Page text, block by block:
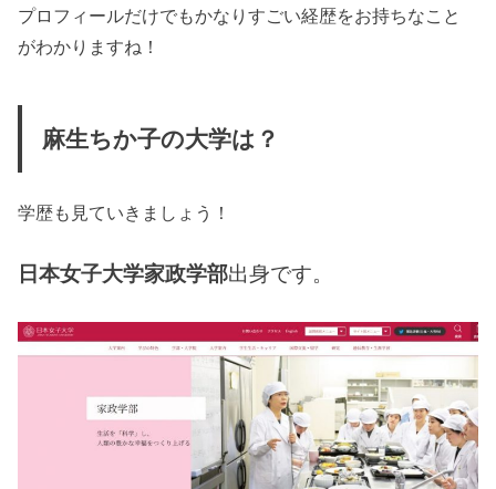
プロフィールだけでもかなりすごい経歴をお持ちなこと
がわかりますね！
麻生ちか子の大学は？
学歴も見ていきましょう！
日本女子大学家政学部出身です。